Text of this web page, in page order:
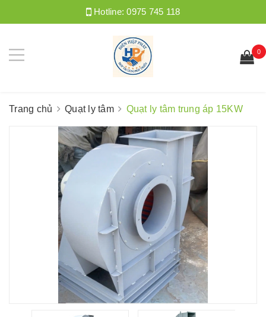
Hotline:0975 745 118
0
Trang chủ Quạt ly tâm Quạt ly tâm trung áp 15KW